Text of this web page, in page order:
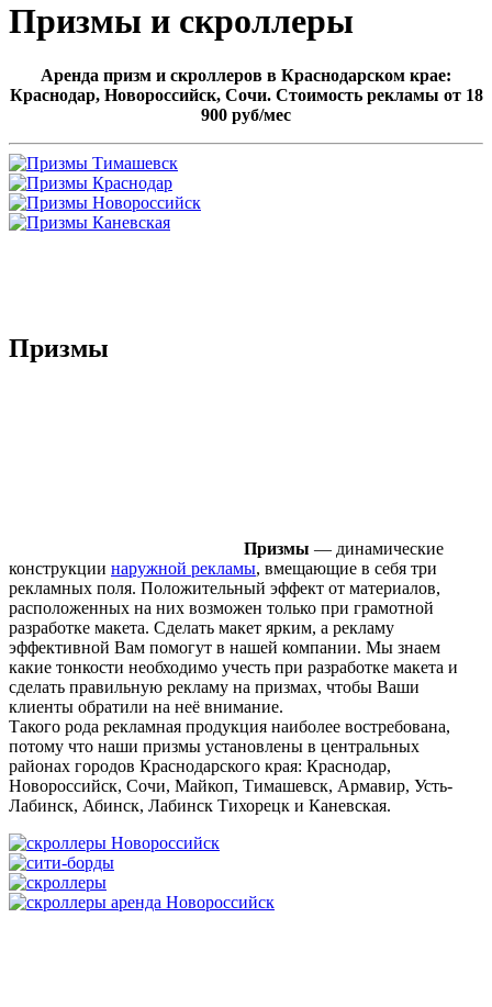
Призмы и скроллеры
Аренда призм и скроллеров в Краснодарском крае:
Краснодар, Новороссийск, Сочи. Стоимость рекламы от 18
900 руб/мес
Призмы
Призмы — динамические
конструкции наружной рекламы, вмещающие в себя три
рекламных поля. Положительный эффект от материалов,
расположенных на них возможен только при грамотной
разработке макета. Сделать макет ярким, а рекламу
эффективной Вам помогут в нашей компании. Мы знаем
какие тонкости необходимо учесть при разработке макета и
сделать правильную рекламу на призмах, чтобы Ваши
клиенты обратили на неё внимание.
Такого рода рекламная продукция наиболее востребована,
потому что наши призмы установлены в центральных
районах городов Краснодарского края: Краснодар,
Новороссийск, Сочи, Майкоп, Тимашевск, Армавир, Усть-
Лабинск, Абинск, Лабинск Тихорецк и Каневская.